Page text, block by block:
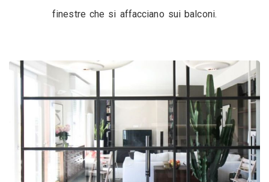
finestre che si affacciano sui balconi.